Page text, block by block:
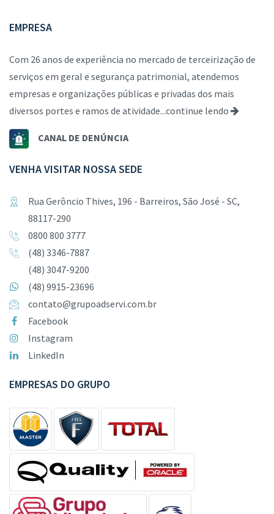
EMPRESA
Com 26 anos de experiência no mercado de terceirização de
serviços em geral e segurança patrimonial, atendemos
empresas e organizações públicas e privadas dos mais
diversos portes e ramos de atividade...continue lendo
CANAL DE DENÚNCIA
VENHA VISITAR NOSSA SEDE
Rua Gerôncio Thives, 196 - Barreiros, São José - SC,
88117-290
0800 800 3777
(48) 3346-7887
(48) 3047-9200
(48) 9915-23696
contato@grupoadservi.com.br
Facebook
Instagram
LinkedIn
EMPRESAS DO GRUPO